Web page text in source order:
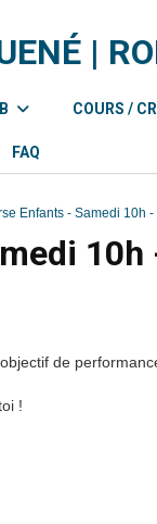
|
COURS /
FAQ
Enfants - Samedi 10h
de
!